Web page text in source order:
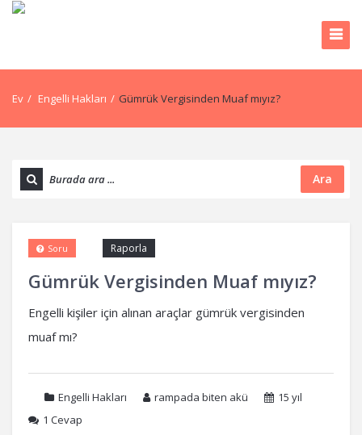
Ev / Engelli Hakları / Gümrük Vergisinden Muaf mıyız?
Ara
Gümrük Vergisinden Muaf mıyız?
Raporla
Soru
Engelli kişiler için alınan araçlar gümrük vergisinden
muaf mı?
Engelli Hakları rampada biten akü
15 yıl
1 Cevap